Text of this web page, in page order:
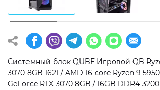
Операционная система
Windows 11 Home
Windows 11 Pro
Без ОС
Тип
SSD
HDD
Системный блок QUBE Игровой QB
3070 8GB 1621 / AMD 16-core Ryzen 9
GeForce RTX 3070 8GB / 16GB DDR4-